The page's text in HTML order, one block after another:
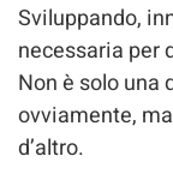
Sviluppando,
necessaria per
Non è solo una
ovviamente,
d’altro.